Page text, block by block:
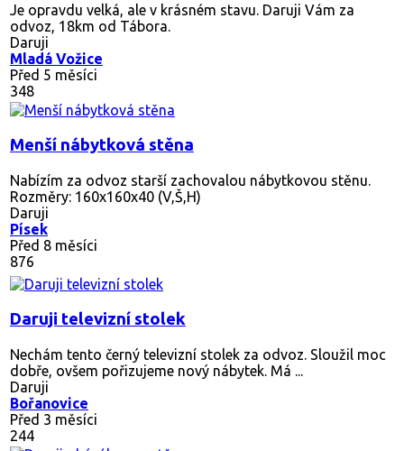
Je opravdu velká, ale v krásném stavu. Daruji Vám za
odvoz, 18km od Tábora.
Daruji
Mladá Vožice
Před 5 měsíci
348
Menší nábytková stěna
Nabízím za odvoz starší zachovalou nábytkovou stěnu.
Rozměry: 160x160x40 (V,Š,H)
Daruji
Písek
Před 8 měsíci
876
Daruji televizní stolek
Nechám tento černý televizní stolek za odvoz. Sloužil moc
dobře, ovšem pořizujeme nový nábytek. Má ...
Daruji
Bořanovice
Před 3 měsíci
244